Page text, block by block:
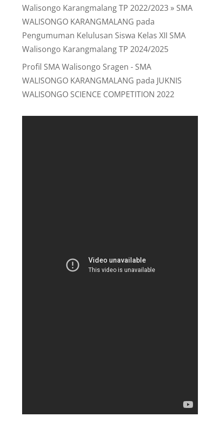
Walisongo Karangmalang TP 2022/2023 » SMA
WALISONGO KARANGMALANG pada
Pengumuman Kelulusan Siswa Kelas XII SMA
Walisongo Karangmalang TP 2024/2025
Profil SMA Walisongo Sragen - SMA
WALISONGO KARANGMALANG pada JUKNIS
WALISONGO SCIENCE COMPETITION 2022